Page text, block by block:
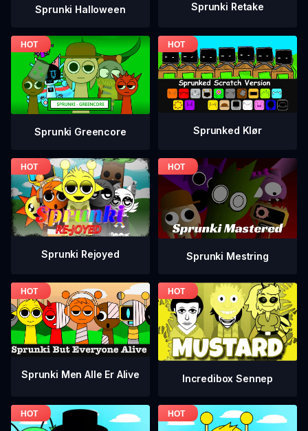
Sprunki Halloween Sprunki Retake
Sprunki Greencore Sprunked Klør
Sprunki Rejoyed Sprunki Mestring
Sprunki Men Alle Er Alive Incredibox Sennep